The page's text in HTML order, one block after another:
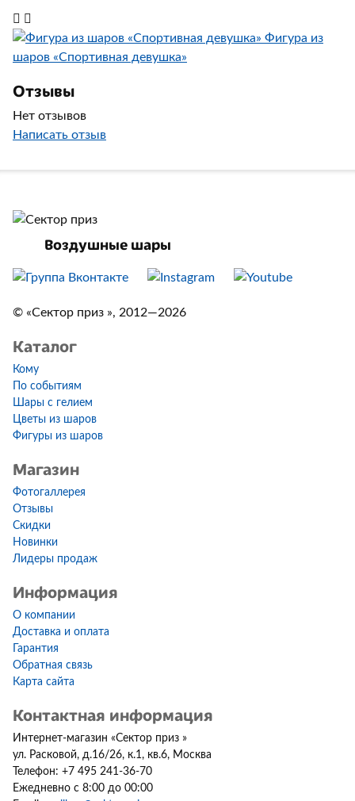
Фигура из
шаров «Спортивная девушка»
Отзывы
Нет отзывов
Написать отзыв
Воздушные шары
© «Сектор приз », 2012—2026
Каталог
Кому
По событиям
Шары с гелием
Цветы из шаров
Фигуры из шаров
Магазин
Фотогаллерея
Отзывы
Скидки
Новинки
Лидеры продаж
Информация
О компании
Доставка и оплата
Гарантия
Обратная связь
Карта сайта
Контактная информация
Интернет-магазин «Сектор приз »
ул. Расковой, д.16/26, к.1, кв.6, Москва
Телефон: +7 495 241-36-70
Ежедневно с 8:00 до 00:00